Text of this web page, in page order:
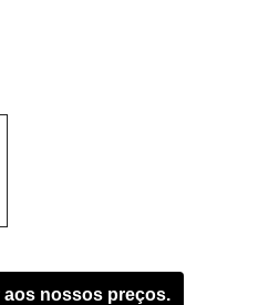
aos nossos preços.